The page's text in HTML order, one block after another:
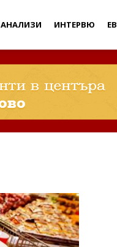
АНАЛИЗИ ИНТЕРВЮ